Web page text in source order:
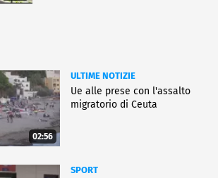
02:56
ULTIME NOTIZIE
Ue alle prese con l'assalto
migratorio di Ceuta
SPORT